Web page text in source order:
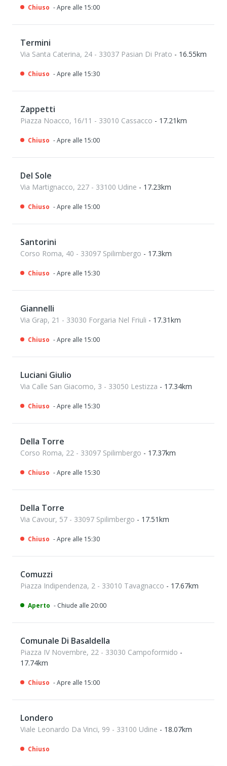
Chiuso - Apre alle 15:00
Termini
Via Santa Caterina, 24 - 33037 Pasian Di Prato - 16.55km
Chiuso - Apre alle 15:30
Zappetti
Piazza Noacco, 16/11 - 33010 Cassacco - 17.21km
Chiuso - Apre alle 15:00
Del Sole
Via Martignacco, 227 - 33100 Udine - 17.23km
Chiuso - Apre alle 15:00
Santorini
Corso Roma, 40 - 33097 Spilimbergo - 17.3km
Chiuso - Apre alle 15:30
Giannelli
Via Grap, 21 - 33030 Forgaria Nel Friuli - 17.31km
Chiuso - Apre alle 15:00
Luciani Giulio
Via Calle San Giacomo, 3 - 33050 Lestizza - 17.34km
Chiuso - Apre alle 15:30
Della Torre
Corso Roma, 22 - 33097 Spilimbergo - 17.37km
Chiuso - Apre alle 15:30
Della Torre
Via Cavour, 57 - 33097 Spilimbergo - 17.51km
Chiuso - Apre alle 15:30
Comuzzi
Piazza Indipendenza, 2 - 33010 Tavagnacco - 17.67km
Aperto - Chiude alle 20:00
Comunale Di Basaldella
Piazza IV Novembre, 22 - 33030 Campoformido -
17.74km
Chiuso - Apre alle 15:00
Londero
Viale Leonardo Da Vinci, 99 - 33100 Udine - 18.07km
Chiuso